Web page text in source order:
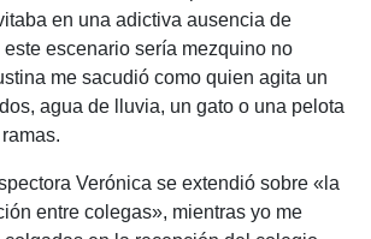
en una adictiva ausencia de
escenario sería mezquino no
me sacudió como quien agita un
agua de lluvia, un gato o una pelota
Verónica se extendió sobre «la
entre colegas», mientras yo me